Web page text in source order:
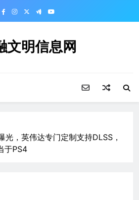
文明信息网
，英伟达专门定制支持DLSS，
于PS4